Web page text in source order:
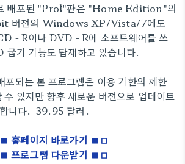
배포된 "Prol"판은 "Home Edition"의
버전의 Windows XP/Vista/7에도
- R이나 DVD - R에 소프트웨어를 쓰
기 기능도 탑재하고 있습니다.
포되는 본 프로그램은 이용 기한의 제한
수 있지만 향후 새로운 버전으로 업데이트
니다. 39.95 달러.
홈페이지 바로가기 ■□
프로그램 다운받기 ■□